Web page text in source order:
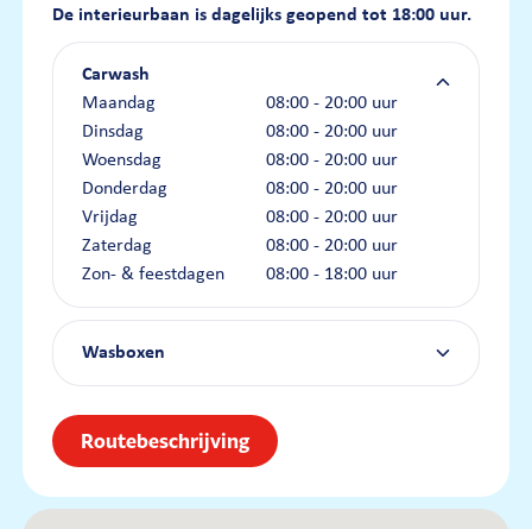
De interieurbaan is dagelijks geopend tot 18:00 uur.
Carwash
Maandag
08:00 - 20:00 uur
Dinsdag
08:00 - 20:00 uur
Woensdag
08:00 - 20:00 uur
Donderdag
08:00 - 20:00 uur
Vrijdag
08:00 - 20:00 uur
Zaterdag
08:00 - 20:00 uur
Zon- & feestdagen
08:00 - 18:00 uur
Wasboxen
Routebeschrijving